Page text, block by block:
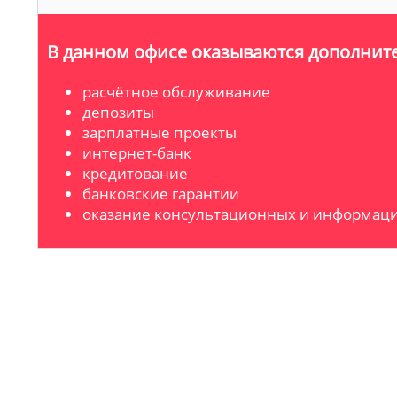
В данном офисе оказываются
расчётное обслуживание
депозиты
зарплатные проекты
интернет-банк
кредитование
банковские гарантии
оказание консультационных и